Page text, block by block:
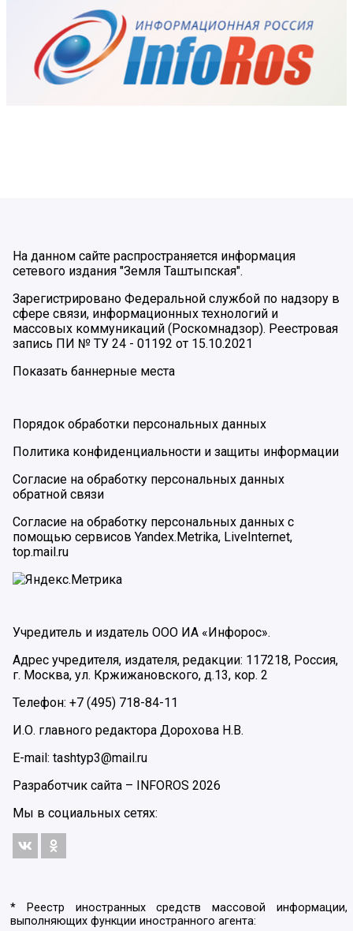
На данном сайте распространяется информация
сетевого издания "Земля Таштыпская".
Зарегистрировано Федеральной службой по надзору в
сфере связи, информационных технологий и
массовых коммуникаций (Роскомнадзор). Реестровая
запись ПИ № ТУ 24 - 01192 от 15.10.2021
Показать баннерные места
Порядок обработки персональных данных
Политика конфиденциальности и защиты информации
Согласие на обработку персональных данных
обратной связи
Согласие на обработку персональных данных с
помощью сервисов Yandex.Metrika, LiveInternet,
top.mail.ru
Учредитель и издатель ООО ИА «Инфорос».
Адрес учредителя, издателя, редакции: 117218, Россия,
г. Москва, ул. Кржижановского, д.13, кор. 2
Телефон: +7 (495) 718-84-11
И.О. главного редактора Дорохова Н.В.
E-mail: tashtyp3@mail.ru
Разработчик сайта – INFOROS 2026
Мы в социальных сетях:
* Реестр иностранных средств массовой информации,
выполняющих функции иностранного агента: